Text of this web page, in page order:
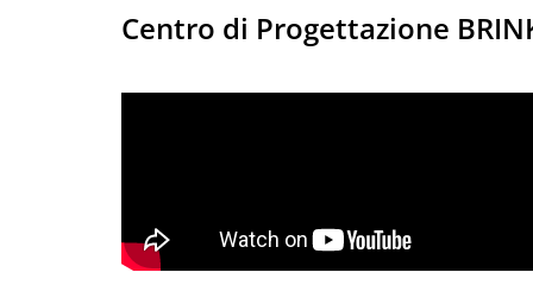
Centro di Progettazione